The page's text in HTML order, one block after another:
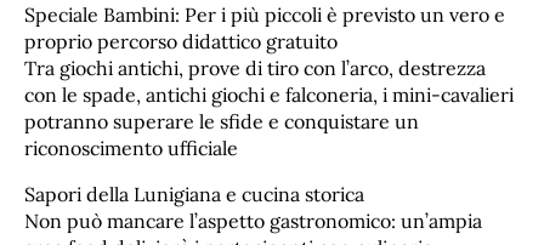
​Speciale Bambini: Per i più piccoli è previsto un vero e
proprio percorso didattico gratuito
Tra giochi antichi, prove di tiro con l’arco, destrezza
con le spade, antichi giochi e falconeria, i mini-cavalieri
potranno superare le sfide e conquistare un
riconoscimento ufficiale
​Sapori della Lunigiana e cucina storica
​Non può mancare l’aspetto gastronomico: un’ampia